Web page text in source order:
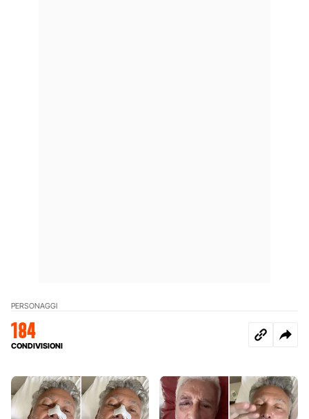
PERSONAGGI
184
CONDIVISIONI